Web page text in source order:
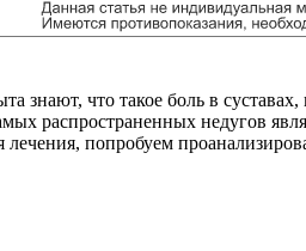
что такое боль в
распространенных недугов
попробуем